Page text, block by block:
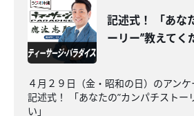
記述式！ 「あな
ーリー”教えてく
４月２９日（金・昭和の日）のアン
記述式！ 「あなたの”カンパチストー
い」